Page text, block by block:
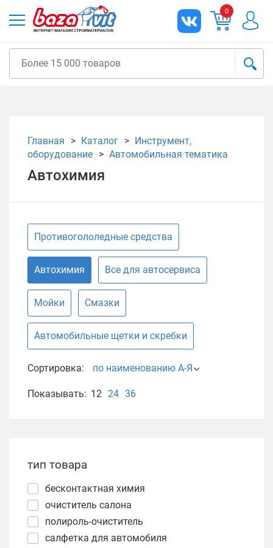
0
Главная Каталог
Инструмент,
оборудование
Автомобильная тематика
Автохимия
Противогололедные средства
Автохимия Все для автосервиса
Мойки Смазки
Автомобильные щетки и скребки
Сортировка: по наименованию А-Я
Показывать: 12 24 36
тип товара
бесконтактная химия
очиститель салона
полироль-очиститель
салфетка для автомобиля